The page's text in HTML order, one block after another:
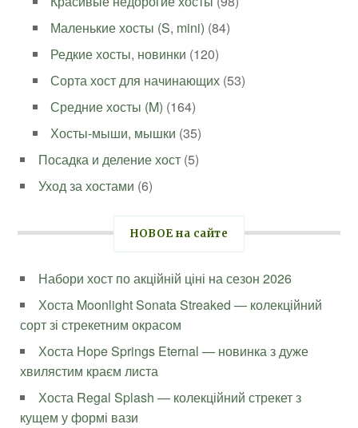
Маленькие хосты (S, mini) (84)
Редкие хосты, новинки (120)
Сорта хост для начинающих (53)
Средние хосты (M) (164)
Хосты-мыши, мышки (35)
Посадка и деление хост (5)
Уход за хостами (6)
НОВОЕ на сайте
Набори хост по акційній ціні на сезон 2026
Хоста Moonlight Sonata Streaked — колекційний
сорт зі стрекетним окрасом
Хоста Hope Springs Eternal — новинка з дуже
хвилястим краєм листа
Хоста Regal Splash — колекційний стрекет з
кущем у формі вази